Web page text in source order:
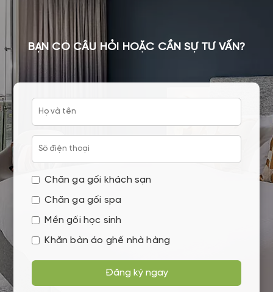
BẠN CÓ CÂU HỎI HOẶC CẦN SỰ TƯ VẤN?
Chăn ga gối khách sạn
Chăn ga gối spa
Mền gối học sinh
Khăn bàn áo ghế nhà hàng
Đăng ký ngay